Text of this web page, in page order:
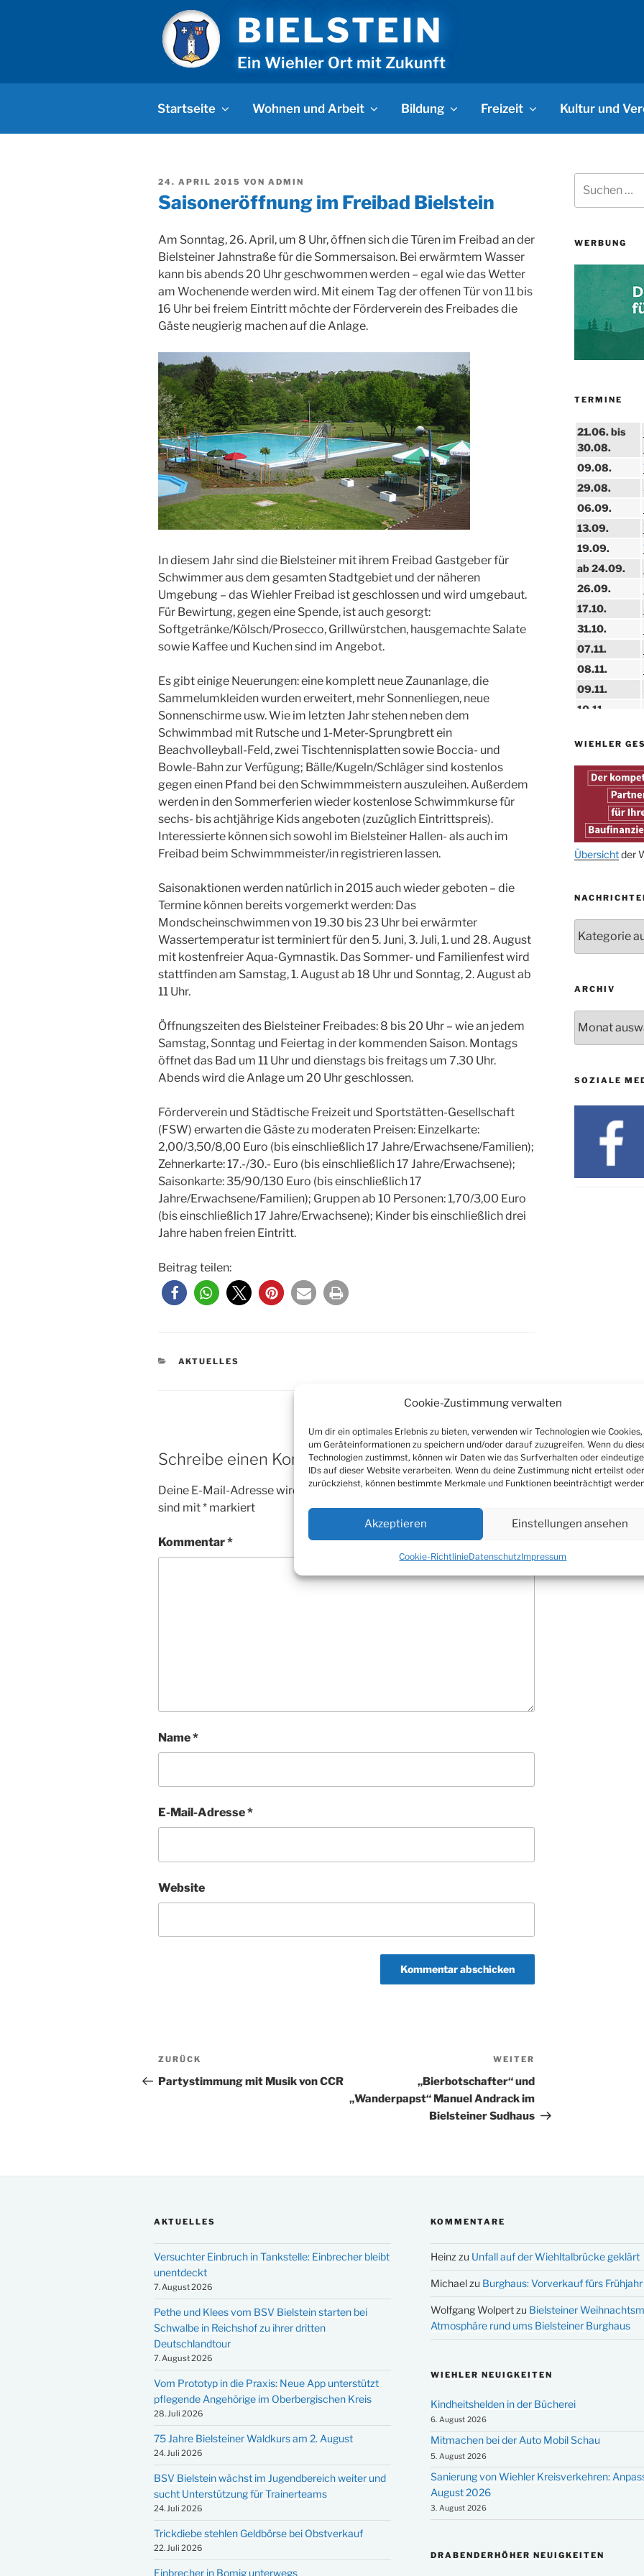
Cookie-Zustimmung verwalten
Um dir ein optimales Erlebnis zu bieten, verwenden wir Technologien wie Cookies,
um Geräteinformationen zu speichern und/oder darauf zuzugreifen. Wenn du
Technologien zustimmst, können wir Daten wie das Surfverhalten oder eindeutige
IDs auf dieser Website verarbeiten. Wenn du deine Zustimmung nicht erteilst oder
zurückziehst, können bestimmte Merkmale und Funktionen beeinträchtigt
Akzeptieren Einstellungen ansehen
Cookie-RichtlinieDatenschutzImpressum
BIELSTEIN
Ein Wiehler Ort mit Zukunft
Startseite Wohnen und Arbeit Bildung Freizeit Kultur und
VERÖFFENTLICHT
24. APRIL 2015 VON ADMIN
Saisoneröffnung im Freibad Bielstein
Am Sonntag, 26. April, um 8 Uhr, öffnen sich die Türen im Freibad an der
Bielsteiner Jahnstraße für die Sommersaison. Bei erwärmtem Wasser
kann bis abends 20 Uhr geschwommen werden – egal wie das Wetter
am Wochenende werden wird. Mit einem Tag der offenen Tür von 11 bis
16 Uhr bei freiem Eintritt möchte der Förderverein des Freibades die
Gäste neugierig machen auf die Anlage.
In diesem Jahr sind die Bielsteiner mit ihrem Freibad Gastgeber für
Schwimmer aus dem gesamten Stadtgebiet und der näheren
Umgebung – das Wiehler Freibad ist geschlossen und wird umgebaut.
Für Bewirtung, gegen eine Spende, ist auch gesorgt:
Softgetränke/Kölsch/Prosecco, Grillwürstchen, hausgemachte Salate
sowie Kaffee und Kuchen sind im Angebot.
Es gibt einige Neuerungen: eine komplett neue Zaunanlage, die
Sammelumkleiden wurden erweitert, mehr Sonnenliegen, neue
Sonnenschirme usw. Wie im letzten Jahr stehen neben dem
Schwimmbad mit Rutsche und 1-Meter-Sprungbrett ein
Beachvolleyball-Feld, zwei Tischtennisplatten sowie Boccia- und
Bowle-Bahn zur Verfügung; Bälle/Kugeln/Schläger sind kostenlos
gegen einen Pfand bei den Schwimmmeistern auszuleihen. Außerdem
werden in den Sommerferien wieder kostenlose Schwimmkurse für
sechs- bis achtjährige Kids angeboten (zuzüglich Eintrittspreis).
Interessierte können sich sowohl im Bielsteiner Hallen- als auch im
Freibad beim Schwimmmeister/in registrieren lassen.
Saisonaktionen werden natürlich in 2015 auch wieder geboten – die
Termine können bereits vorgemerkt werden: Das
Mondscheinschwimmen von 19.30 bis 23 Uhr bei erwärmter
Wassertemperatur ist terminiert für den 5. Juni, 3. Juli, 1. und 28. August
mit kostenfreier Aqua-Gymnastik. Das Sommer- und Familienfest wird
stattfinden am Samstag, 1. August ab 18 Uhr und Sonntag, 2. August ab
11 Uhr.
Öffnungszeiten des Bielsteiner Freibades: 8 bis 20 Uhr – wie an jedem
Samstag, Sonntag und Feiertag in der kommenden Saison. Montags
öffnet das Bad um 11 Uhr und dienstags bis freitags um 7.30 Uhr.
Abends wird die Anlage um 20 Uhr geschlossen.
Förderverein und Städtische Freizeit und Sportstätten-Gesellschaft
(FSW) erwarten die Gäste zu moderaten Preisen: Einzelkarte:
2,00/3,50/8,00 Euro (bis einschließlich 17 Jahre/Erwachsene/Familien);
Zehnerkarte: 17.-/30.- Euro (bis einschließlich 17 Jahre/Erwachsene);
Saisonkarte: 35/90/130 Euro (bis einschließlich 17
Jahre/Erwachsene/Familien); Gruppen ab 10 Personen: 1,70/3,00 Euro
(bis einschließlich 17 Jahre/Erwachsene); Kinder bis einschließlich drei
Jahre haben freien Eintritt.
Beitrag teilen:
KATEGORIEN
AKTUELLES
Schreibe einen Kommentar
Deine E-Mail-Adresse wird nicht veröffentlicht.Erforderliche Felder
sind mit* markiert
Kommentar*
Name*
E-Mail-Adresse*
Website
Beitragsnavigation
Vorheriger
Beitrag
ZURÜCK
Partystimmung mit Musik von CCR
Beitrag
WEITER
„Bierbotschafter“ und
„Wanderpapst“ Manuel Andrack im
Bielsteiner Sudhaus
nach:
WERBUNG
TERMINE
21.06. bis
30.08.
09.08.
29.08.
06.09.
13.09.
19.09.
ab 24.09.
26.09.
17.10.
31.10.
07.11.
08.11.
09.11.
10.11.
14.11.
15.11.
15.11.
29.11.
06.12.
24.09. bis
10.12.
WIEHLER
Übersichtder
ARCHIV
SOZIALE
AKTUELLES
Versuchter Einbruch in Tankstelle: Einbrecher bleibt
unentdeckt
7. August 2026
Pethe und Klees vom BSV Bielstein starten bei
Schwalbe in Reichshof zu ihrer dritten
Deutschlandtour
7. August 2026
Vom Prototyp in die Praxis: Neue App unterstützt
pflegende Angehörige im Oberbergischen Kreis
28. Juli 2026
75 Jahre Bielsteiner Waldkurs am 2. August
24. Juli 2026
BSV Bielstein wächst im Jugendbereich weiter und
sucht Unterstützung für Trainerteams
24. Juli 2026
Trickdiebe stehlen Geldbörse bei Obstverkauf
22. Juli 2026
Einbrecher in Bomig unterwegs
KOMMENTARE
Heinz zu Unfall auf der Wiehltalbrücke geklärt
Michaelzu Burghaus: Vorverkauf fürs
Wolfgang Wolpertzu Bielsteiner
Atmosphäre rund ums Bielsteiner Burghaus
WIEHLER NEUIGKEITEN
Kindheitshelden in der Bücherei
6. August 2026
Mitmachen bei der Auto Mobil Schau
5. August 2026
Sanierung von Wiehler Kreisverkehren:
August 2026
3. August 2026
DRABENDERHÖHER NEUIGKEITEN